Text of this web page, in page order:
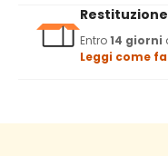
Entro14 giorni
Leggi come